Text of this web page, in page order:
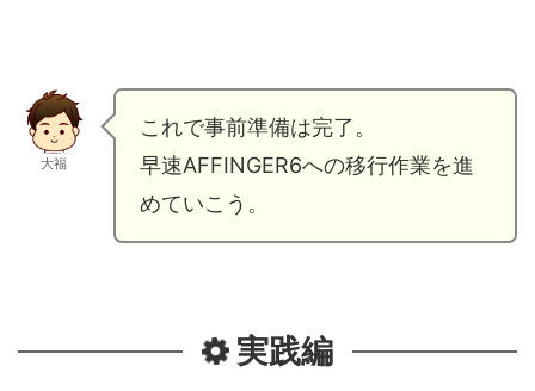
大福
これで事前準備は完了。
早速AFFINGER6への移行作業を進
めていこう。
実践編